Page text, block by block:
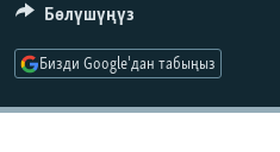
Бөлүшүңүз
Бизди Google'дан табыңыз